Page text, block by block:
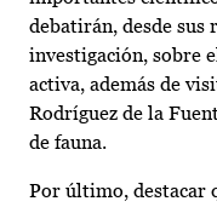
debatirán, desde sus
investigación, sobre
activa, además de
Rodríguez de la
de fauna.
Por último, destacar